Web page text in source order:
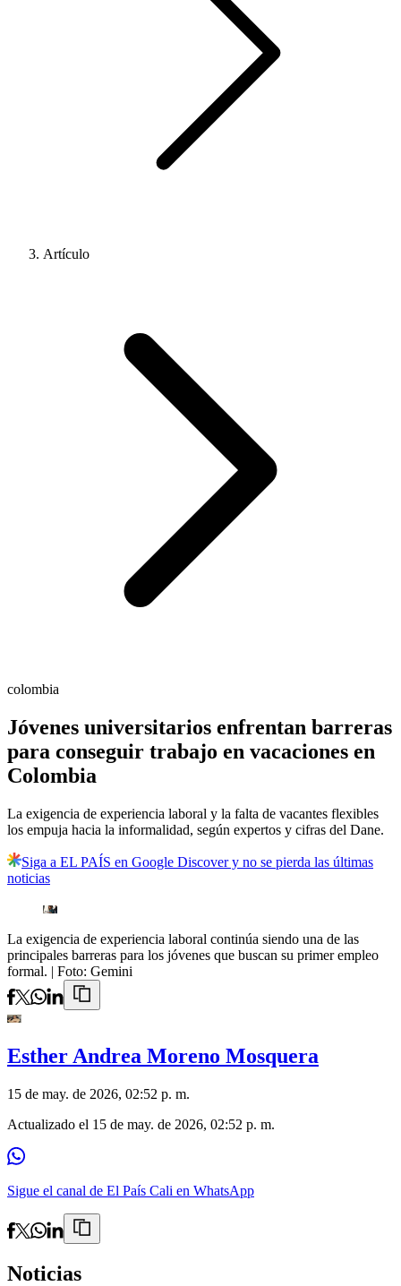
Artículo
colombia
Jóvenes universitarios enfrentan barreras
para conseguir trabajo en vacaciones en
Colombia
La exigencia de experiencia laboral y la falta de vacantes flexibles
los empuja hacia la informalidad, según expertos y cifras del Dane.
Siga a EL PAÍS en Google Discover y no se pierda las últimas
noticias
La exigencia de experiencia laboral continúa siendo una de las
principales barreras para los jóvenes que buscan su primer empleo
formal. | Foto: Gemini
Esther Andrea Moreno Mosquera
15 de may. de 2026, 02:52 p. m.
Actualizado el 15 de may. de 2026, 02:52 p. m.
Sigue el canal de El País Cali en WhatsApp
Noticias